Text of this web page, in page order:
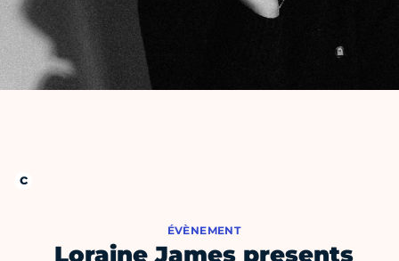
ÉVÈNEMENT
Loraine James presents